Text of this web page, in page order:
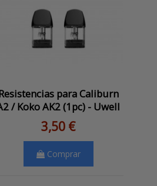
para Caliburn
/ Koko AK2 (1pc) - Uwell
3,50 €
Comprar